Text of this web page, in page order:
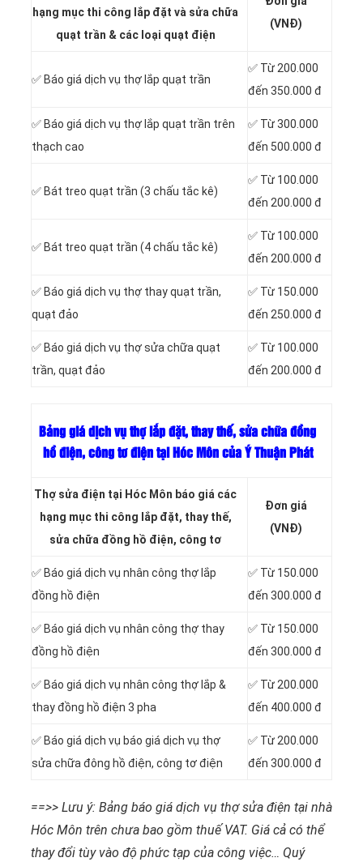
hạng mục thi công lắp đặt và sửa chữa
quạt trần & các loại quạt điện
(VNĐ)
✅ Báo giá dịch vụ thợ lắp quạt trần
✅ Từ 200.000
đến 350.000 đ
✅ Báo giá dịch vụ thợ lắp quạt trần trên
thạch cao
✅ Từ 300.000
đến 500.000 đ
✅ Bát treo quạt trần (3 chấu tắc kê)
✅ Từ 100.000
đến 200.000 đ
✅ Bát treo quạt trần (4 chấu tắc kê)
✅ Từ 100.000
đến 200.000 đ
✅ Báo giá dịch vụ thợ thay quạt trần,
quạt đảo
✅ Từ 150.000
đến 250.000 đ
✅ Báo giá dịch vụ thợ sửa chữa quạt
trần, quạt đảo
✅ Từ 100.000
đến 200.000 đ
Bảng giá dịch vụ thợ lắp đặt, thay thế, sửa chữa đồng
hồ điện, công tơ điện tại Hóc Môn của Ý Thuận Phát
Thợ sửa điện tại Hóc Môn báo giá các
hạng mục thi công lắp đặt, thay thế,
sửa chữa đồng hồ điện, công tơ
Đơn giá
(VNĐ)
✅ Báo giá dịch vụ nhân công thợ lắp
đồng hồ điện
✅ Từ 150.000
đến 300.000 đ
✅ Báo giá dịch vụ nhân công thợ thay
đồng hồ điện
✅ Từ 150.000
đến 300.000 đ
✅ Báo giá dịch vụ nhân công thợ lắp &
thay đồng hồ điện 3 pha
✅ Từ 200.000
đến 400.000 đ
✅ Báo giá dịch vụ báo giá dịch vụ thợ
sửa chữa đông hồ điện, công tơ điện
✅ Từ 200.000
đến 300.000 đ
==>> Lưu ý: Bảng báo giá dịch vụ thợ sửa điện tại nhà
Hóc Môn trên chưa bao gồm thuế VAT. Giá cả có thể
thay đổi tùy vào độ phức tạp của công việc… Quý